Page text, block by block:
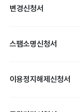
변경신청서
스팸소명신청서
이용정지해제신청서